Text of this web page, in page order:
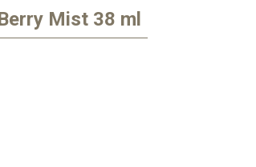
Mist 38 ml